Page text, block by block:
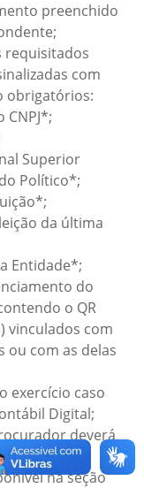
preenchido
com
obrigatórios:
Superior
Político*;
da última
Entidade*;
do
o QR
vinculados com
ou com as delas
exercício caso
Digital;
deverá
Um
na seção